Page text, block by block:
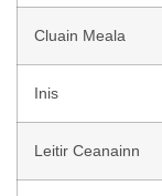
Cluain Meala
Inis
Leitir Ceanainn